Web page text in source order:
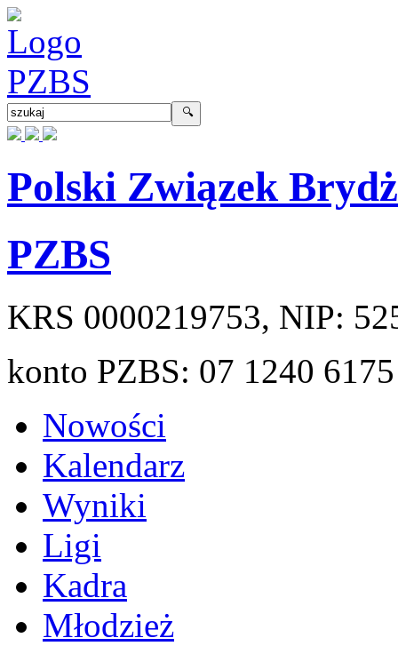
Polski Związek
PZBS
KRS 0000219753, NIP:
konto PZBS: 07 1240
Nowości
Kalendarz
Wyniki
Ligi
Kadra
Młodzież